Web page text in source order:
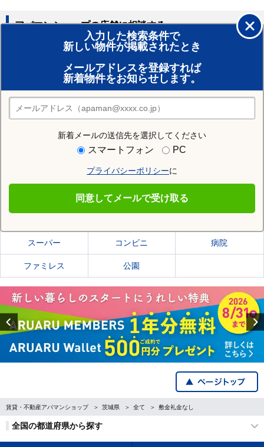
入力した検索条件で
新しい物件が掲載されたとき
メールアドレスを登録すれば
新着物件をお知らせします。
新着メールの送信先を選択してください
スマートフォン PC
プライバシーポリシーに
同意してメールで受け取る
アパマンショップの店舗に相談する
賃貸のプロがお部屋探し！
おまかせ物件リクエスト
住みたい街の店舗を探す
店舗検索
住む街研究所で猿島郡境町の情報を見る
猿島郡境町の施設一覧
スーパー コンビニ 病院
ファミレス 公園
Previous
賃貸・不動産アパマンショップ 茨城県 全て 敷金礼金なし
全国の都道府県から探す